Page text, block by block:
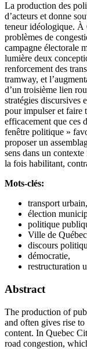
La production des
d’acteurs et donne
teneur idéologique. À
problèmes de
campagne électorale
lumière deux
renforcement des
tramway, et
d’un troisième lien
stratégies discursives
pour impulser et faire
efficacement que ces
fenêtre politique »
proposer un
sens dans un
la fois habilitant,
Mots-clés:
transport urbain,
élection
politique
Ville de
discours
démocratie,
restructuration
Abstract
The production of
and often gives rise
content. In Quebec
road congestion,